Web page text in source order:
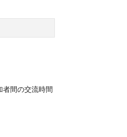
者間の交流時間